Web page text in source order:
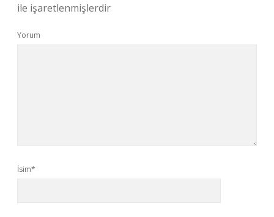
ile işaretlenmişlerdir
Yorum
İsim*